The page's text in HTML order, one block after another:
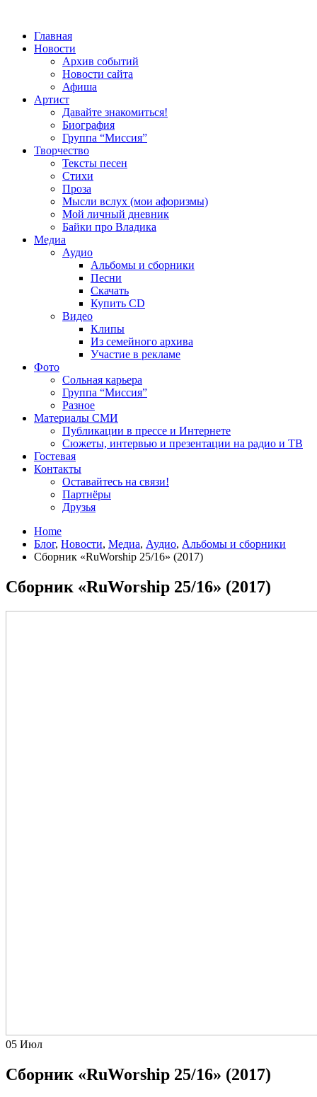
Главная
Новости
Архив событий
Новости сайта
Афиша
Артист
Давайте знакомиться!
Биография
Группа “Миссия”
Творчество
Тексты песен
Стихи
Проза
Мысли вслух (мои афоризмы)
Мой личный дневник
Байки про Владика
Медиа
Аудио
Альбомы и сборники
Песни
Скачать
Купить CD
Видео
Клипы
Из семейного архива
Участие в рекламе
Фото
Сольная карьера
Группа “Миссия”
Разное
Материалы СМИ
Публикации в прессе и Интернете
Сюжеты, интервью и презентации на радио и ТВ
Гостевая
Контакты
Оставайтесь на связи!
Партнёры
Друзья
Home
Блог, Новости, Медиа, Аудио, Альбомы и сборники
Сборник «RuWorship 25/16» (2017)
Сборник «RuWorship 25/16» (2017)
05 Июл
Сборник «RuWorship 25/16» (2017)